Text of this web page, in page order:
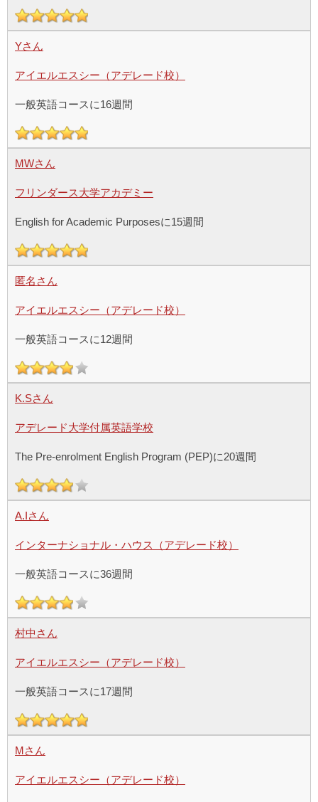
Yさん
アイエルエスシー（アデレード校）
一般英語コースに16週間
MWさん
フリンダース大学アカデミー
English for Academic Purposesに15週間
匿名さん
アイエルエスシー（アデレード校）
一般英語コースに12週間
K.Sさん
アデレード大学付属英語学校
The Pre-enrolment English Program (PEP)に20週間
A.Iさん
インターナショナル・ハウス（アデレード校）
一般英語コースに36週間
村中さん
アイエルエスシー（アデレード校）
一般英語コースに17週間
Mさん
アイエルエスシー（アデレード校）